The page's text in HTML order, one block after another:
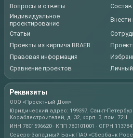
Вопросы и ответы
Состав
Индивидуальное
проектирование
Внести
Статьи
Проекты из кирпича BRAER
Правовая информация
Сравнение проектов
Личный
Реквизиты
ООО «Проектный Дом»
Юридический адрес: 199397, Санкт-
Кораблестроителей, д. 32, корп. 3, пом. 72Н
ИНН 7801596620 · КПП 780101001 · ОГРН
Северо-Западный Банк ПАО «Сбербанк